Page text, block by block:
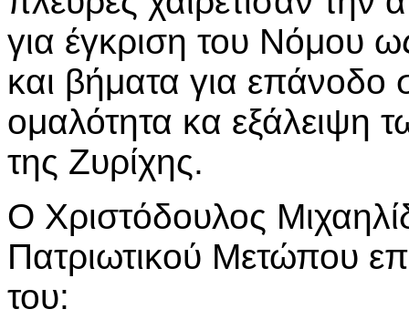
για έγκριση του Νόμου
και βήματα για επάνοδο
ομαλότητα κα εξάλειψη
της Ζυρίχης.
Ο Χριστόδουλος
Πατριωτικού Μετώπου
του: